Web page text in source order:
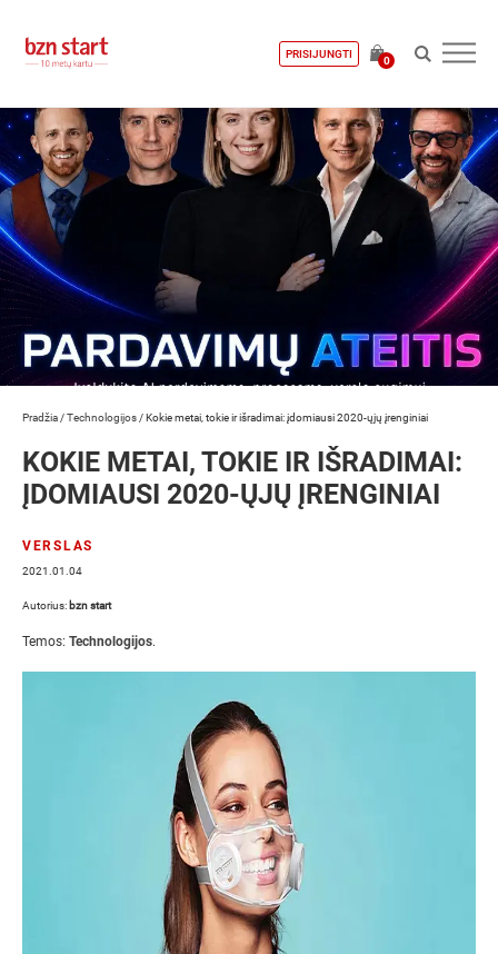
PRISIJUNGTI
0
Pradžia /Technologijos /Kokie metai, tokie ir išradimai: įdomiausi 2020-ųjų įrenginiai
KOKIE METAI, TOKIE IR IŠRADIMAI:
ĮDOMIAUSI 2020-ŲJŲ ĮRENGINIAI
VERSLAS
2021.01.04
Autorius: bzn start
Temos: Technologijos.